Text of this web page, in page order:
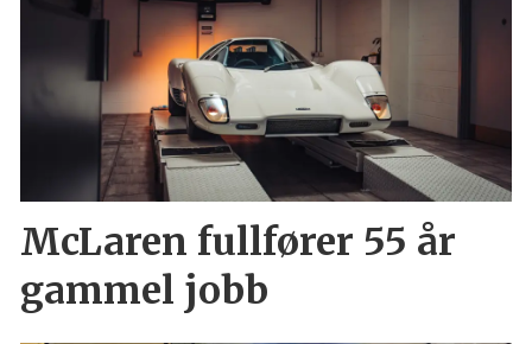
McLaren fullfører 55 år
gammel jobb